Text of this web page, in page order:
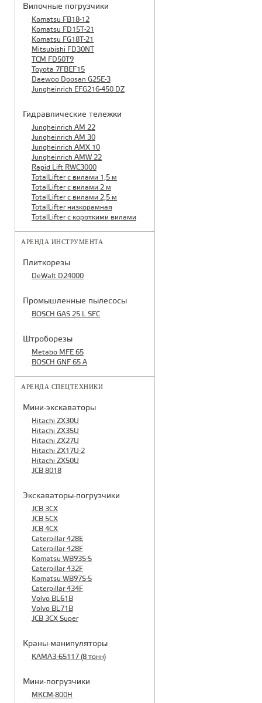
Вилочные погрузчики
Komatsu FB18-12
Komatsu FD15T-21
Komatsu FG18T-21
Mitsubishi FD30NT
TCM FD50T9
Toyota 7FBEF15
Daewoo Doosan G25E-3
Jungheinrich EFG216-450 DZ
Гидравлические тележки
Jungheinrich AM 22
Jungheinrich AM 30
Jungheinrich AMX 10
Jungheinrich AMW 22
Rapid Lift RWC3000
TotalLifter с вилами 1,5 м
TotalLifter с вилами 2 м
TotalLifter с вилами 2,5 м
TotalLifter низкорамная
TotalLifter с короткими вилами
АРЕНДА ИНСТРУМЕНТА
Плиткорезы
DeWalt D24000
Промышленные пылесосы
BOSCH GAS 25 L SFC
Штроборезы
Metabo MFE 65
BOSCH GNF 65 A
АРЕНДА СПЕЦТЕХНИКИ
Мини-экскаваторы
Hitachi ZX30U
Hitachi ZX35U
Hitachi ZX27U
Hitachi ZX17U-2
Hitachi ZX50U
JCB 8018
Экскаваторы-погрузчики
JCB 3CX
JCB 5CX
JCB 4CX
Caterpillar 428E
Caterpillar 428F
Komatsu WB93S-5
Caterpillar 432F
Komatsu WB97S-5
Caterpillar 434F
Volvo BL61B
Volvo BL71B
JCB 3CX Super
Краны-манипуляторы
КАМАЗ-65117 (8 тонн)
Мини-погрузчики
МКСМ-800H